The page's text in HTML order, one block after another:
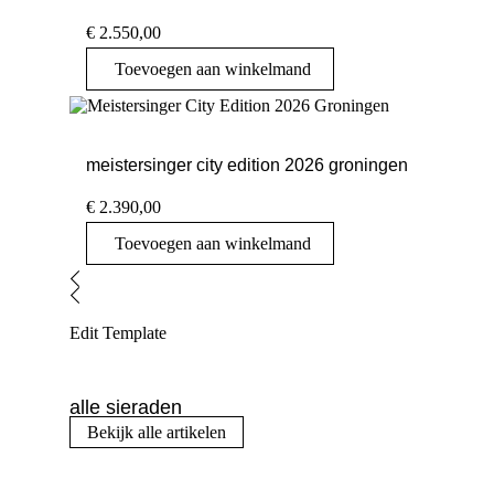
€ 2.550,00
Toevoegen aan winkelmand
meistersinger city edition 2026 groningen
€ 2.390,00
Toevoegen aan winkelmand
Edit Template
alle sieraden
Bekijk alle artikelen